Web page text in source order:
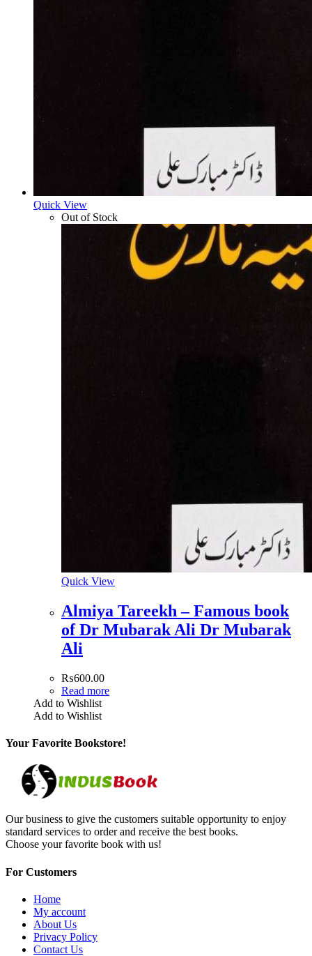
Quick View
Out of Stock
Quick View
Almiya Tareekh – Famous book
of Dr Mubarak Ali Dr Mubarak
Ali
₨600.00
Read more
Add to Wishlist
Add to Wishlist
Your Favorite Bookstore!
Our business to give the customers suitable opportunity to enjoy
standard services to order and receive the best books.
Choose your favorite book with us!
For Customers
Home
My account
About Us
Privacy Policy
Contact Us